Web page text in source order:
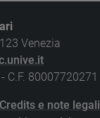
Venezia
C.F. 80007720271
Credits e note legali